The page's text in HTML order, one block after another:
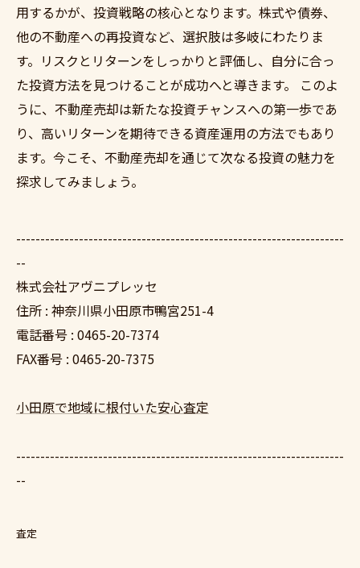
用するかが、投資戦略の核心となります。株式や債券、
他の不動産への再投資など、選択肢は多岐にわたりま
す。リスクとリターンをしっかりと評価し、自分に合っ
た投資方法を見つけることが成功へと導きます。 このよ
うに、不動産売却は新たな投資チャンスへの第一歩であ
り、高いリターンを期待できる資産運用の方法でもあり
ます。今こそ、不動産売却を通じて次なる投資の魅力を
探求してみましょう。
--------------------------------------------------------------------
--
株式会社アヴニプレッセ
住所 : 神奈川県小田原市鴨宮251-4
電話番号 : 0465-20-7374
FAX番号 : 0465-20-7375
小田原で地域に根付いた安心査定
--------------------------------------------------------------------
--
査定